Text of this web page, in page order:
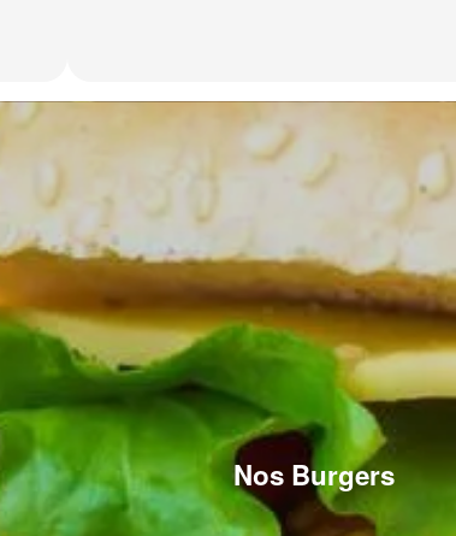
Nos Burgers